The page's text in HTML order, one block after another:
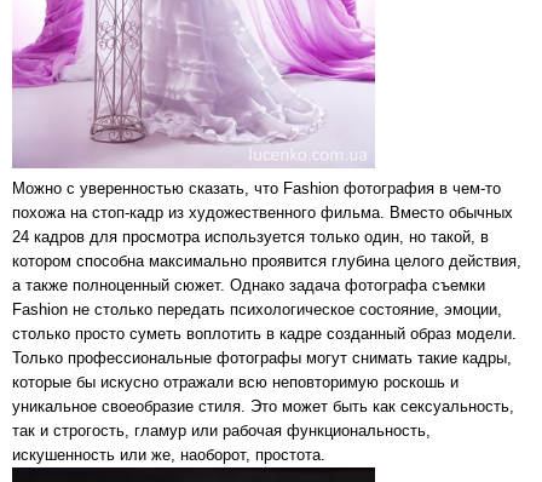
Можно с уверенностью сказать, что Fashion фотография в чем-то
похожа на стоп-кадр из художественного фильма. Вместо обычных
24 кадров для просмотра используется только один, но такой, в
котором способна максимально проявится глубина целого действия,
а также полноценный сюжет. Однако задача фотографа съемки
Fashion не столько передать психологическое состояние, эмоции,
столько просто суметь воплотить в кадре созданный образ модели.
Только профессиональные фотографы могут снимать такие кадры,
которые бы искусно отражали всю неповторимую роскошь и
уникальное своеобразие стиля. Это может быть как сексуальность,
так и строгость, гламур или рабочая функциональность,
искушенность или же, наоборот, простота.